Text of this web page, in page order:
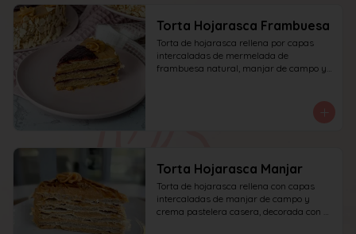
Torta Hojarasca Frambuesa
Torta de hojarasca rellena por capas
intercaladas de mermelada de
frambuesa natural, manjar de campo y
Torta Hojarasca Manjar
Torta de hojarasca rellena con capas
intercaladas de manjar de campo y
crema pastelera casera, decorada con